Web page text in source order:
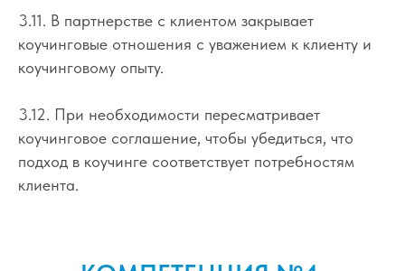
3.11. В партнерстве с клиентом закрывает
коучинговые отношения с уважением к клиенту и
коучинговому опыту.
3.12. При необходимости пересматривает
коучинговое соглашение, чтобы убедиться, что
подход в коучинге соответствует потребностям
клиента.